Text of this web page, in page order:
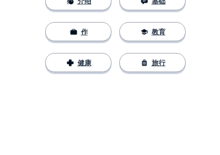
作
健康
教育
旅行